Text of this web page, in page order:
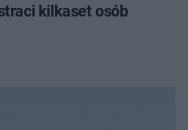
kilkaset osób